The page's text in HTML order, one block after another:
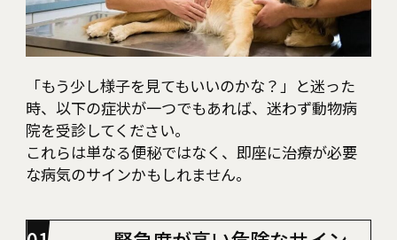
「もう少し様子を見てもいいのかな？」と迷った
時、以下の症状が一つでもあれば、迷わず動物病
院を受診してください。
これらは単なる便秘ではなく、即座に治療が必要
な病気のサインかもしれません。